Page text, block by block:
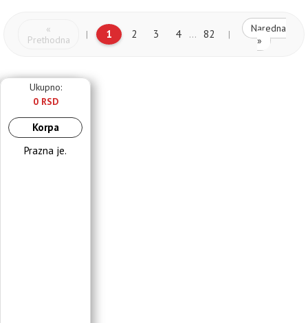
«
Prethodna
| 1 2 3 4 ... 82 |
Naredna
»
Ukupno:
0 RSD
Korpa
Prazna je.